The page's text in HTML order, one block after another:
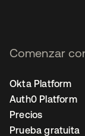
Comenzar
Okta Platform
Auth0 Platform
Precios
Prueba gratuita